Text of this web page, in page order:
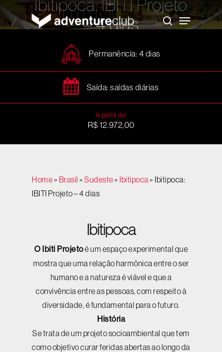
to
main
content
search
Menu
Ibitipoca: IBITI Projeto
– 4 dias
Permanência: 4 dias
Saída: saídas diárias
A partir de:
R$ 12.972,00
Home» Brasil » Sudeste» Ibitipoca » Ibitipoca:
IBITI Projeto – 4 dias
Ibitipoca
O Ibiti Projetoé um espaço experimental que
mostra que uma relação harmônica entre o ser
humano e a natureza é viável e que a
convivência entre as pessoas, com respeito à
diversidade, é fundamental para o futuro.
História
Se trata de um projeto socioambiental que tem
como objetivo curar feridas abertas ao longo da